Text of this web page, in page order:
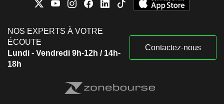
NOS EXPERTS À VOTRE
ÉCOUTE
Lundi - Vendredi 9h-12h / 14h-
18h
Contactez-nous